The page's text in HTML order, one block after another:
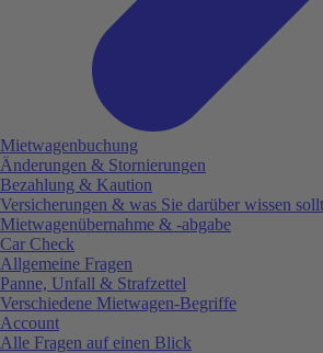
Mietwagenbuchung
Änderungen & Stornierungen
Bezahlung & Kaution
Versicherungen & was Sie darüber wissen
Mietwagenübernahme & -abgabe
Car Check
Allgemeine Fragen
Panne, Unfall & Strafzettel
Verschiedene Mietwagen-Begriffe
Account
Alle Fragen auf einen Blick